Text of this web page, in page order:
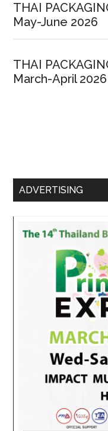
THAI
May-June 2026
THAI
March-April 2026
ADVERTISING